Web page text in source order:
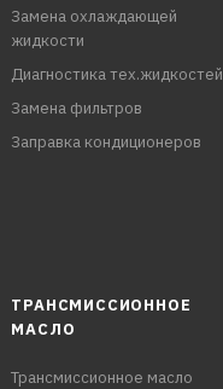
Замена охлаждающей
жидкости
Диагностика тех.жидкостей
Замена фильтров
Заправка кондиционеров
ТРАНСМИССИОННОЕ
МАСЛО
Трансмиссионное масло